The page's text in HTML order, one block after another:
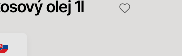
olej 1l